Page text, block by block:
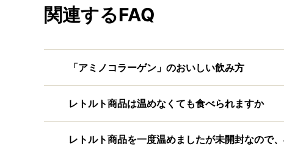
関連するFAQ
「アミノコラーゲン」のおいしい飲み方
レトルト商品は温めなくても食べられますか
レトルト商品を一度温めましたが未開封なので